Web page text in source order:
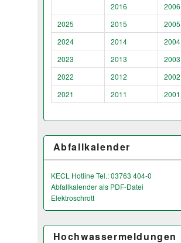
2016
2006
2025
2015
2005
2024
2014
2004
2023
2013
2003
2022
2012
2002
2021
2011 2001
Abfallkalender
KECL Hotline Tel.: 03763 404-0
Abfallkalender als PDF-Datei
Elektroschrott
Hochwassermeldungen